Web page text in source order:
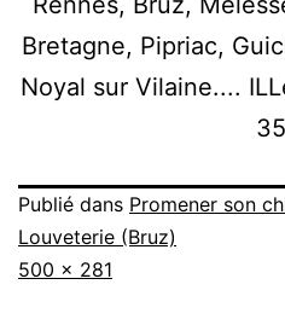
Publié dans Promener son
Louveterie (Bruz)
Taille
500 × 281